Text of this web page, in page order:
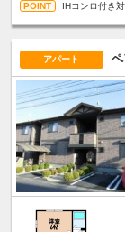
IHコンロ付き
アパート